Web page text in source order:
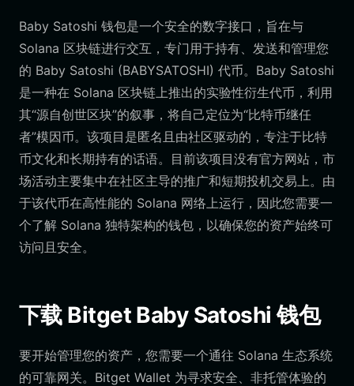
Baby Satoshi 钱包是一个安全的数字接口，旨在与
Solana 区块链进行交互，专门用于持有、发送和管理您
的 Baby Satoshi (BABYSATOSHI) 代币。Baby Satoshi
是一种在 Solana 区块链上推出的实验性衍生代币，利用
其“源自创世区块”的叙事，将自己定位为“比特币继任
者”模因币。该项目是匿名且由社区驱动的，专注于比特
币文化和长期持有的话语。目前该项目没有官方网站，市
场活动主要集中在社区主导的推广和短期投机交易上。由
于该代币在高性能的 Solana 网络上运行，因此您需要一
个了解 Solana 独特架构的钱包，以确保您的资产始终可
访问且安全。
下载 Bitget Baby Satoshi 钱包
要开始管理您的资产，您需要一个通往 Solana 生态系统
的可靠网关。Bitget Wallet 为寻求安全、非托管体验的